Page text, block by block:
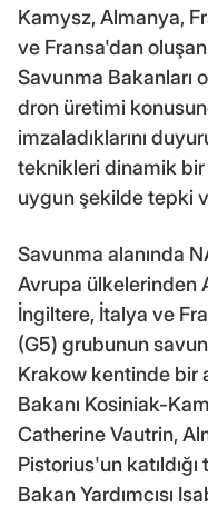
Kamysz, Almanya,
ve Fransa'dan
Savunma Bakanları
dron üretimi
imzaladıklarını
teknikleri dinamik bir
uygun şekilde tepki
Savunma alanında
Avrupa ülkelerinden
İngiltere, İtalya ve
(G5) grubunun
Krakow kentinde bir
Bakanı Kosiniak-
Catherine Vautrin,
Pistorius'un
Bakan Yardımcısı